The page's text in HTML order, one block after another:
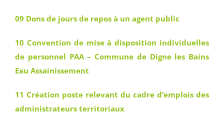
09 Dons de jours de repos à un agent public
10 Convention de mise à disposition individuelles
de personnel PAA – Commune de Digne les Bains
Eau Assainissement
11 Création poste relevant du cadre d’emplois des
administrateurs territoriaux